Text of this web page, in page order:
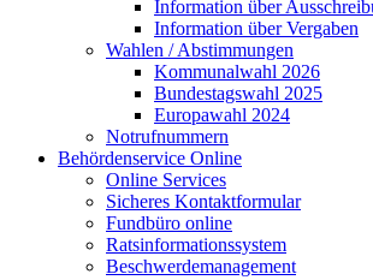
Information über
Information über Vergaben
Wahlen / Abstimmungen
Kommunalwahl 2026
Bundestagswahl 2025
Europawahl 2024
Notrufnummern
Behördenservice Online
Online Services
Sicheres Kontaktformular
Fundbüro online
Ratsinformationssystem
Beschwerdemanagement